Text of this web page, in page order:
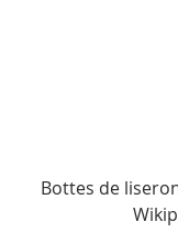
Bottes de